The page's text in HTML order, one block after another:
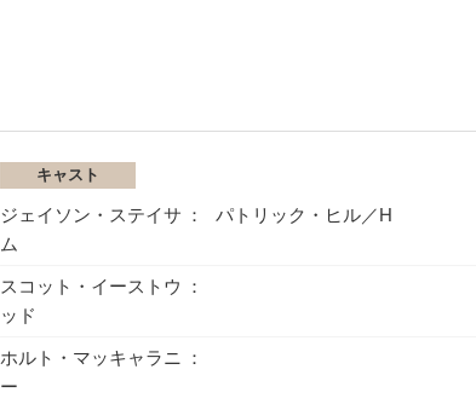
キャスト
ジェイソン・ステイサ
ム
パトリック・ヒル／H
スコット・イーストウ
ッド
ホルト・マッキャラニ
ー